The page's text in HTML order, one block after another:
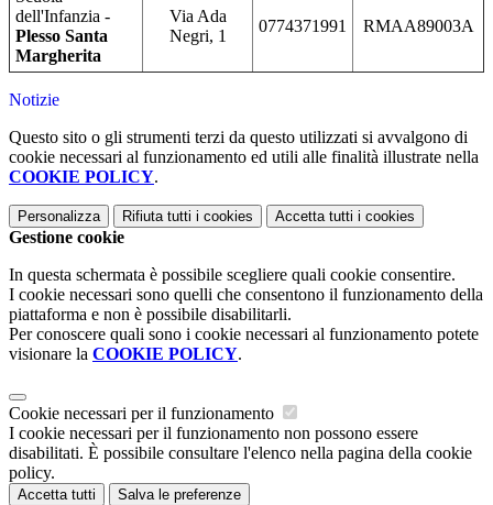
dell'Infanzia -
Plesso Santa
Margherita
Via Ada
Negri, 1
0774371991 RMAA89003A
Notizie
Questo sito o gli strumenti terzi da questo utilizzati si avvalgono di
cookie necessari al funzionamento ed utili alle finalità illustrate nella
COOKIE POLICY.
Personalizza Rifiuta tutti i cookies Accetta tutti i cookies
Gestione cookie
In questa schermata è possibile scegliere quali cookie consentire.
I cookie necessari sono quelli che consentono il funzionamento della
piattaforma e non è possibile disabilitarli.
Per conoscere quali sono i cookie necessari al funzionamento potete
visionare la COOKIE POLICY.
Cookie necessari per il funzionamento
I cookie necessari per il funzionamento non possono essere
disabilitati. È possibile consultare l'elenco nella pagina della cookie
policy.
Accetta tutti Salva le preferenze